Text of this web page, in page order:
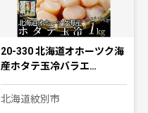
20-330 北海道オホーツク海
産ホタテ玉冷バラエ…
北海道紋別市